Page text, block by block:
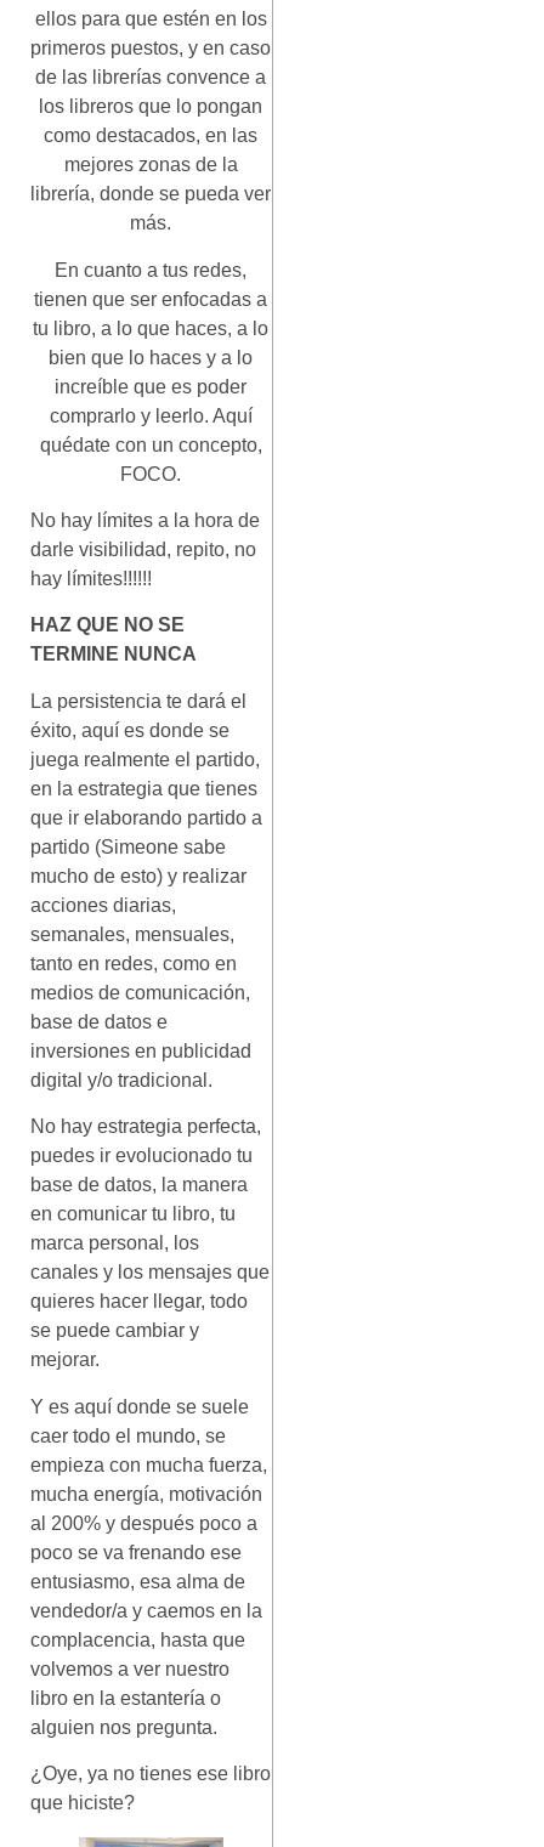
ellos para que estén en los
primeros puestos, y en caso
de las librerías convence a
los libreros que lo pongan
como destacados, en las
mejores zonas de la
librería, donde se pueda ver
más.
En cuanto a tus redes,
tienen que ser enfocadas a
tu libro, a lo que haces, a lo
bien que lo haces y a lo
increíble que es poder
comprarlo y leerlo. Aquí
quédate con un concepto,
FOCO.
No hay límites a la hora de
darle visibilidad, repito, no
hay límites!!!!!!
HAZ QUE NO SE
TERMINE NUNCA
La persistencia te dará el
éxito, aquí es donde se
juega realmente el partido,
en la estrategia que tienes
que ir elaborando partido a
partido (Simeone sabe
mucho de esto) y realizar
acciones diarias,
semanales, mensuales,
tanto en redes, como en
medios de comunicación,
base de datos e
inversiones en publicidad
digital y/o tradicional.
No hay estrategia perfecta,
puedes ir evolucionado tu
base de datos, la manera
en comunicar tu libro, tu
marca personal, los
canales y los mensajes que
quieres hacer llegar, todo
se puede cambiar y
mejorar.
Y es aquí donde se suele
caer todo el mundo, se
empieza con mucha fuerza,
mucha energía, motivación
al 200% y después poco a
poco se va frenando ese
entusiasmo, esa alma de
vendedor/a y caemos en la
complacencia, hasta que
volvemos a ver nuestro
libro en la estantería o
alguien nos pregunta.
¿Oye, ya no tienes ese libro
que hiciste?